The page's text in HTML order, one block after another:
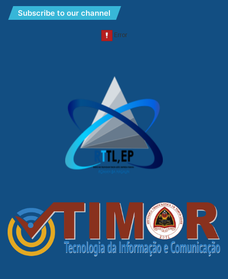
Subscribe to our channel